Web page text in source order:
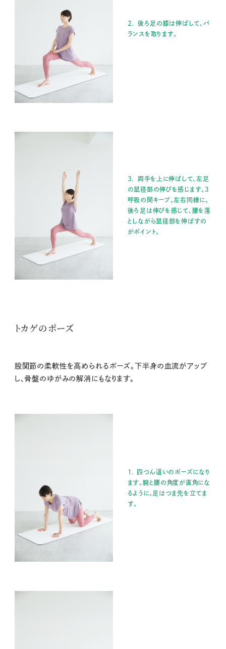
２． 後ろ足の膝は伸ばして、バ
ランスを取ります。
３． 両手を上に伸ばして、左足
の鼠径部の伸びを感じます。3
呼吸の間キープ。左右同様に。
後ろ足は伸びを感じて、腰を落
としながら鼠径部を伸ばすの
がポイント。
トカゲのポーズ
股関節の柔軟性を高められるポーズ。下半身の血流がアップ
し、骨盤のゆがみの解消にもなります。
1. 四つん這いのポーズになり
ます。腕と腰の角度が直角にな
るように。足はつま先を立てま
す。